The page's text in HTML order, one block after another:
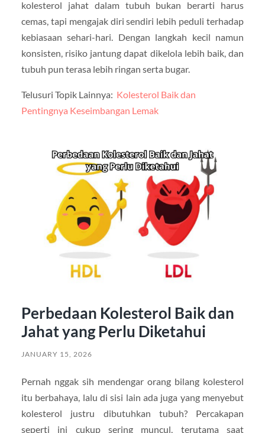
kolesterol jahat dalam tubuh bukan berarti harus
cemas, tapi mengajak diri sendiri lebih peduli terhadap
kebiasaan sehari-hari. Dengan langkah kecil namun
konsisten, risiko jantung dapat dikelola lebih baik, dan
tubuh pun terasa lebih ringan serta bugar.
Telusuri Topik Lainnya: Kolesterol Baik dan
Pentingnya Keseimbangan Lemak
Perbedaan Kolesterol Baik dan
Jahat yang Perlu Diketahui
JANUARY 15, 2026
Pernah nggak sih mendengar orang bilang kolesterol
itu berbahaya, lalu di sisi lain ada juga yang menyebut
kolesterol justru dibutuhkan tubuh? Percakapan
seperti ini cukup sering muncul, terutama saat